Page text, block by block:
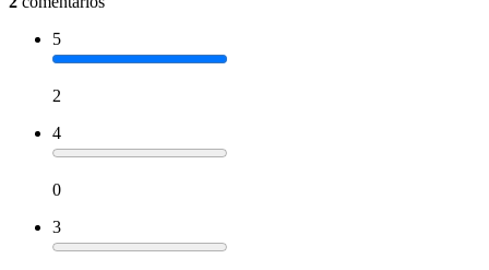
5
2
4
0
3